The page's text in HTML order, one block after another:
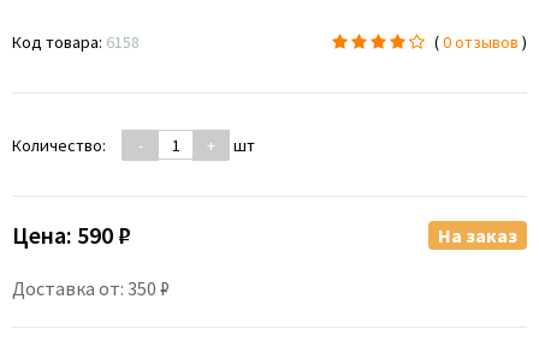
Код товара: 6158 (0 отзывов )
Количество: - + шт
Цена: 590 ₽
Доставка от: 350 ₽
На заказ